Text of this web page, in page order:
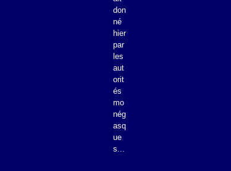
don
né
hier
par
les
aut
orit
és
mo
nég
asq
ue
s...